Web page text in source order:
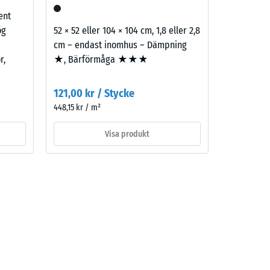
52 × 52 eller 104 × 104 cm, 1,8 eller 2,8
cm – endast inomhus – Dämpning
★, Bärförmåga ★★★
121,00 kr / Stycke
448,15 kr / m²
Visa produkt